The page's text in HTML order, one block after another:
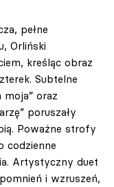
pełne
Orliński
kreśląc obraz
Subtelne
moja” oraz
poruszały
Poważne strofy
codzienne
Artystyczny duet
i wzruszeń,